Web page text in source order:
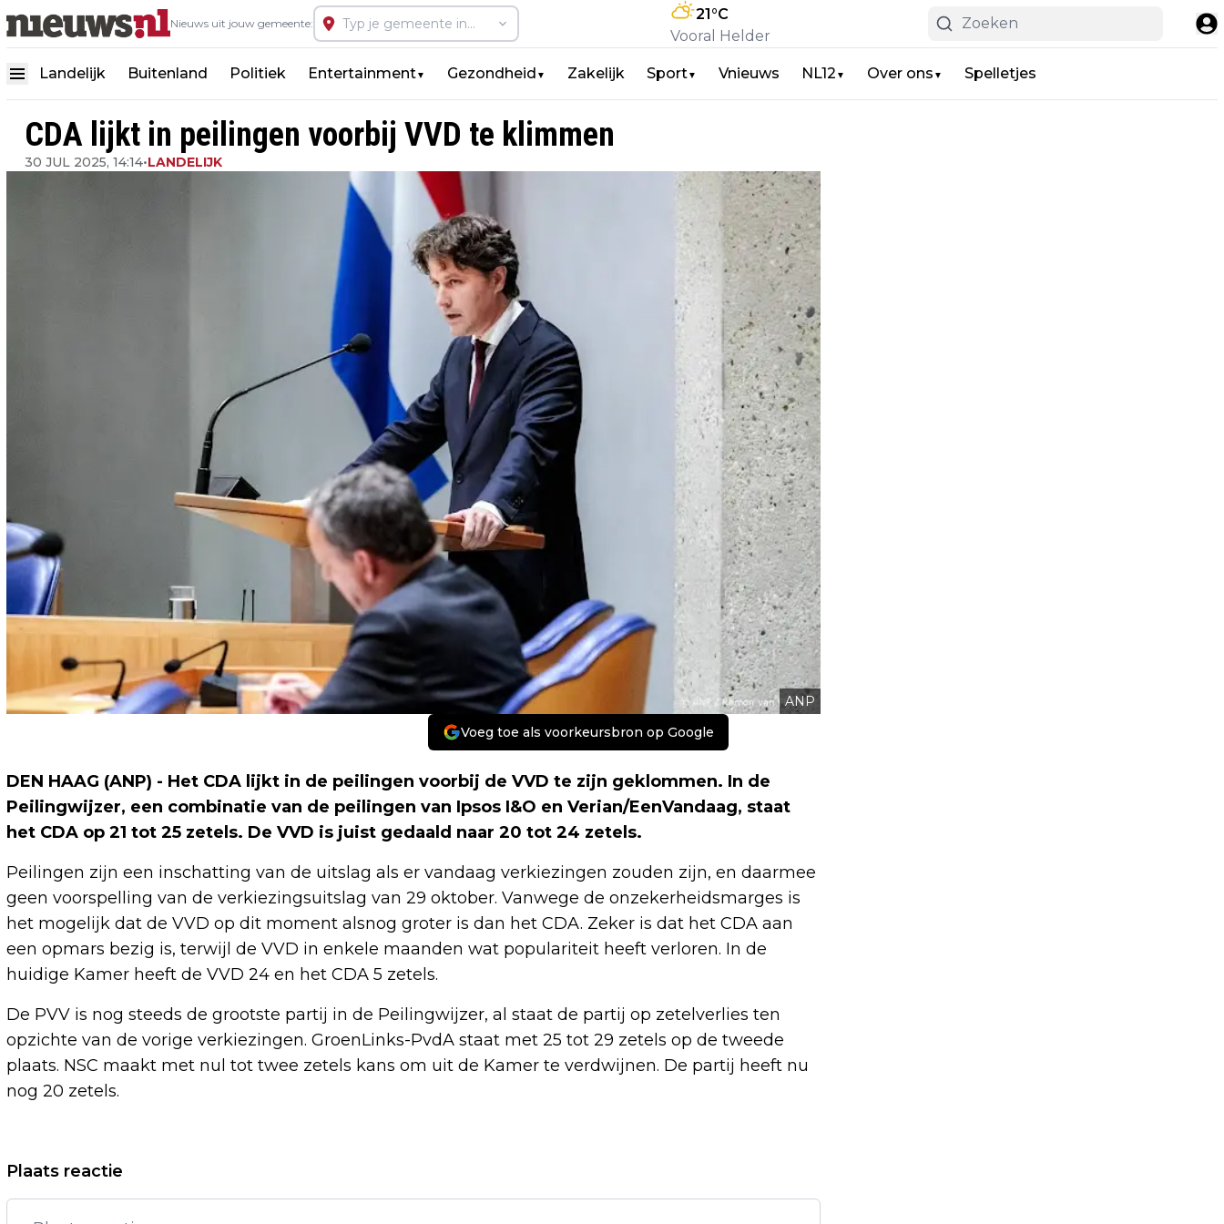
Nieuws uit jouw gemeente:
21°C
Vooral Helder
Landelijk Buitenland Politiek Entertainment▼ Gezondheid ▼ Zakelijk Sport▼ Vnieuws NL12 ▼ Over ons ▼ Spelletjes
CDA lijkt in peilingen voorbij VVD te klimmen
30 JUL 2025, 14:14•LANDELIJK
ANP
Voeg toe als voorkeursbron op Google
DEN HAAG (ANP) - Het CDA lijkt in de peilingen voorbij de VVD te zijn geklommen. In de
Peilingwijzer, een combinatie van de peilingen van Ipsos I&O en Verian/EenVandaag, staat
het CDA op 21 tot 25 zetels. De VVD is juist gedaald naar 20 tot 24 zetels.
Peilingen zijn een inschatting van de uitslag als er vandaag verkiezingen zouden zijn, en daarmee
geen voorspelling van de verkiezingsuitslag van 29 oktober. Vanwege de onzekerheidsmarges is
het mogelijk dat de VVD op dit moment alsnog groter is dan het CDA. Zeker is dat het CDA aan
een opmars bezig is, terwijl de VVD in enkele maanden wat populariteit heeft verloren. In de
huidige Kamer heeft de VVD 24 en het CDA 5 zetels.
De PVV is nog steeds de grootste partij in de Peilingwijzer, al staat de partij op zetelverlies ten
opzichte van de vorige verkiezingen. GroenLinks-PvdA staat met 25 tot 29 zetels op de tweede
plaats. NSC maakt met nul tot twee zetels kans om uit de Kamer te verdwijnen. De partij heeft nu
nog 20 zetels.
Vorig artikel
HARLEY-DAVIDSON ZIET
CDA LIJKT IN PEILINGEN VOORBIJ VVD
Plaats reactie